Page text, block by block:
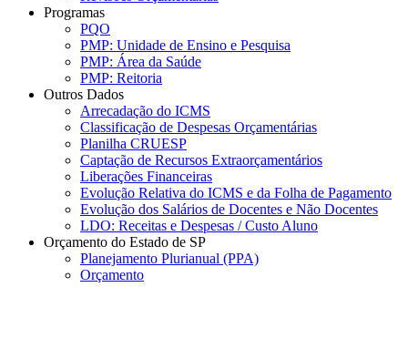
Programas
PQO
PMP: Unidade de Ensino e Pesquisa
PMP: Área da Saúde
PMP: Reitoria
Outros Dados
Arrecadação do ICMS
Classificação de Despesas Orçamentárias
Planilha CRUESP
Captação de Recursos Extraorçamentários
Liberações Financeiras
Evolução Relativa do ICMS e da Folha de Pagamento
Evolução dos Salários de Docentes e Não Docentes
LDO: Receitas e Despesas / Custo Aluno
Orçamento do Estado de SP
Planejamento Plurianual (PPA)
Orçamento